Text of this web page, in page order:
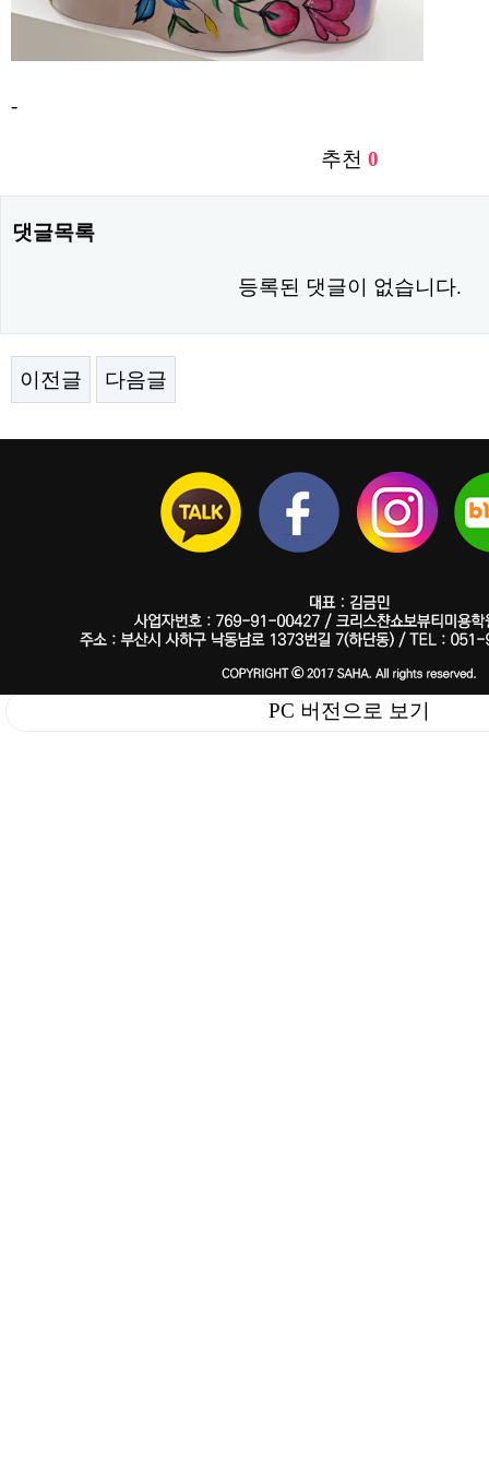
-
추천 0
댓글목록
등록된 댓글이 없습니다.
이전글 다음글
PC 버전으로 보기